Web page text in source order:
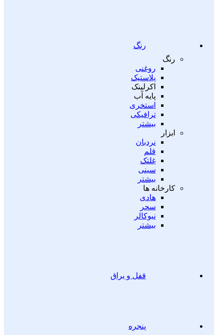
رنگ
رنگ
روغنی
پلاستیک
اکرلینک
پایه آب
استخری
ترافیکی
بیشتر
ابزار
نردبان
قلم
غلتک
سینی
بیشتر
کارخانه ها
هادی
سحر
نیوکالر
بیشتر
قفل و یراق
پنجره